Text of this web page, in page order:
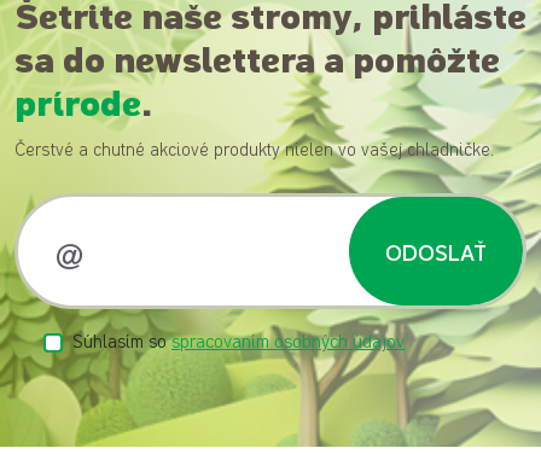
Šetrite naše stromy, prihláste
sa do newslettera a pomôžte
prírode.
Čerstvé a chutné akciové produkty nielen vo vašej chladničke.
ODOSLAŤ
Súhlasím sospracovaním osobných údajov